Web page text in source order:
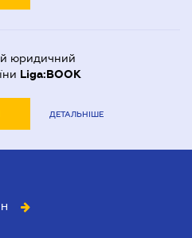
юридичний
Liga:BOOK
ДЕТАЛЬНІШЕ